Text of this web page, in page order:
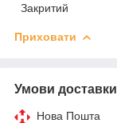
Закритий
Приховати
Умови доставки
Нова Пошта